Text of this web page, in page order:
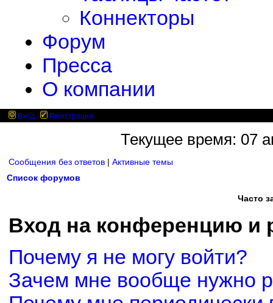
Коннекторы
Форум
Пресса
О компании
Вход Регистрация
Текущее время: 07
Сообщения без ответов | Активные темы
Список форумов
Часто
Вход на конференцию и
Почему я не могу войти?
Зачем мне вообще нужно